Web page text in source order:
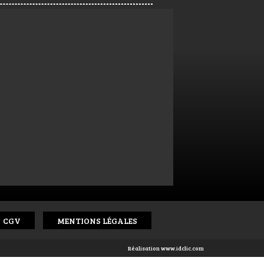
CGV MENTIONS LÉGALES
Réalisationwww.idclic.com